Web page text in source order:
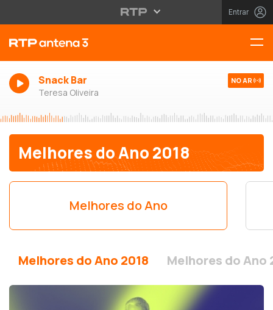
Entrar
Snack Bar
Teresa Oliveira
NO AR
Melhores do Ano 2018
Melhores do Ano
Melhores do Ano 2018 Melhores do Ano